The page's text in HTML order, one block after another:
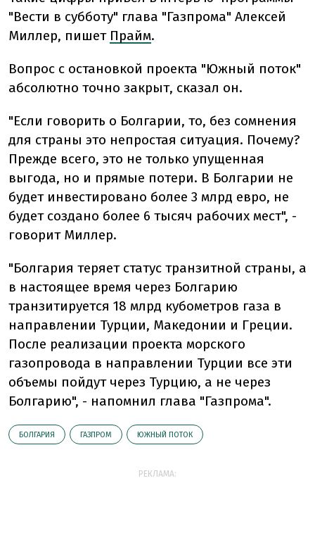
"Вести в субботу" глава "Газпрома" Алексей
Миллер, пишет Прайм.
Вопрос с остановкой проекта "Южный поток"
абсолютно точно закрыт, сказал он.
"Если говорить о Болгарии, то, без сомнения
для страны это непростая ситуация. Почему?
Прежде всего, это не только упущенная
выгода, но и прямые потери. В Болгарии не
будет инвестировано более 3 млрд евро, не
будет создано более 6 тысяч рабочих мест", -
говорит Миллер.
"Болгария теряет статус транзитной страны, а
в настоящее время через Болгарию
транзитируется 18 млрд кубометров газа в
направлении Турции, Македонии и Греции.
После реализации проекта морского
газопровода в направлении Турции все эти
объемы пойдут через Турцию, а не через
Болгарию", - напомнил глава "Газпрома".
БОЛГАРИЯ ГАЗПРОМ ЮЖНЫЙ ПОТОК
РЕКЛАМА: